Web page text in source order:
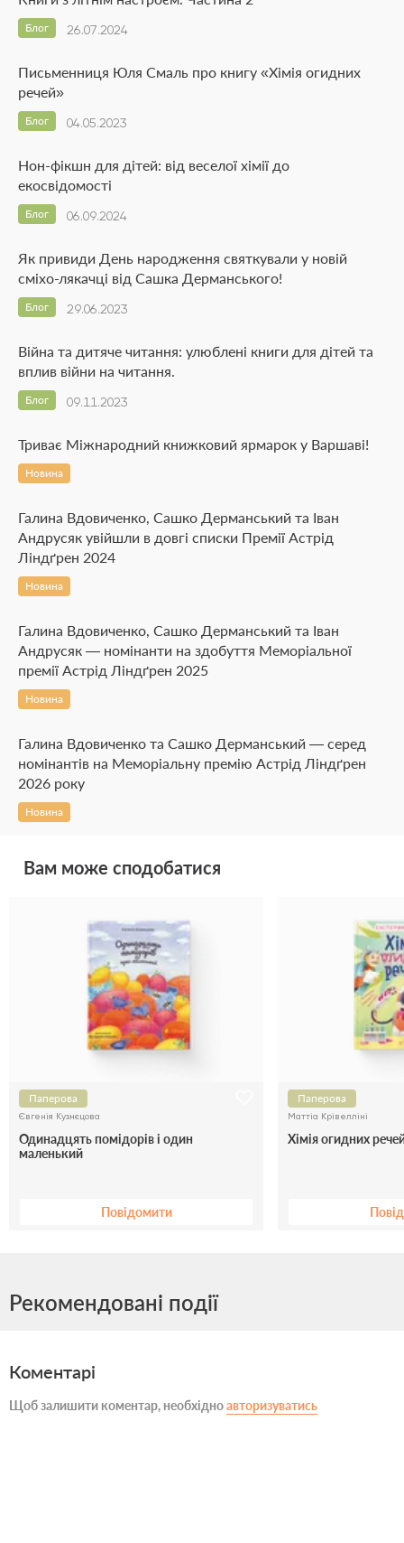
26.07.2024
Блог
Письменниця Юля Смаль про книгу «Хімія огидних
речей»
04.05.2023
Блог
Нон-фікшн для дітей: від веселої хімії до
екосвідомості
06.09.2024
Блог
Як привиди День народження святкували у новій
сміхо-лякачці від Сашка Дерманського!
29.06.2023
Блог
Війна та дитяче читання: улюблені книги для дітей та
вплив війни на читання.
09.11.2023
Блог
Триває Міжнародний книжковий ярмарок у Варшаві!
Новина
Галина Вдовиченко, Сашко Дерманський та Іван
Андрусяк увійшли в довгі списки Премії Астрід
Ліндґрен 2024
Новина
Галина Вдовиченко, Сашко Дерманський та Іван
Андрусяк — номінанти на здобуття Меморіальної
премії Астрід Ліндґрен 2025
Новина
Галина Вдовиченко та Сашко Дерманський — серед
номінантів на Меморіальну премію Астрід Ліндґрен
2026 року
Новина
Вам може сподобатися
Паперова
Євгенія Кузнєцова
Одинадцять помідорів і один
маленький
Повідомити
Паперова
Маттіа Крівелліні
Хімія огидних
Рекомендовані події
Коментарі
Щоб залишити коментар, необхідноавторизуватись